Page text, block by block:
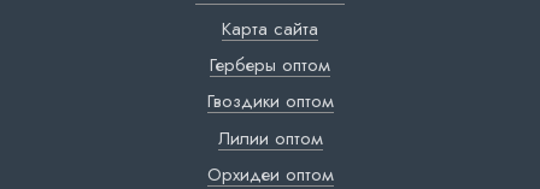
Карта сайта
Герберы оптом
Гвоздики оптом
Лилии оптом
Орхидеи оптом